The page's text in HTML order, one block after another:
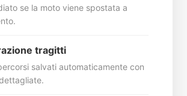
se la moto viene spostata a
tragitti
salvati automaticamente con